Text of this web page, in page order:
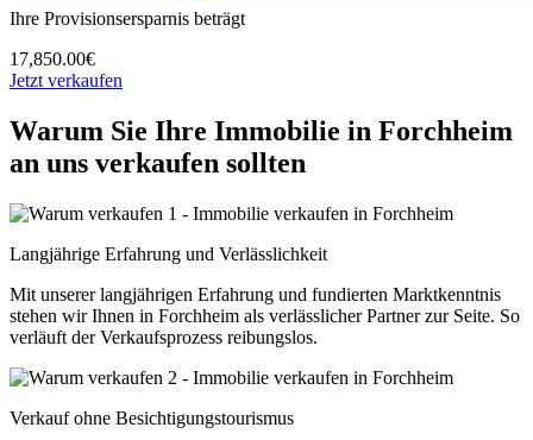
Ihre Provisionsersparnis beträgt
17,850.00€
Jetzt verkaufen
Warum Sie Ihre Immobilie in Forchheim
an uns verkaufen sollten
Langjährige Erfahrung und Verlässlichkeit
Mit unserer langjährigen Erfahrung und fundierten Marktkenntnis
stehen wir Ihnen in Forchheim als verlässlicher Partner zur Seite. So
verläuft der Verkaufsprozess reibungslos.
Verkauf ohne Besichtigungstourismus